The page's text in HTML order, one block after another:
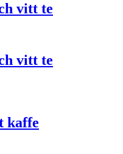
vitt te
vitt te
kaffe